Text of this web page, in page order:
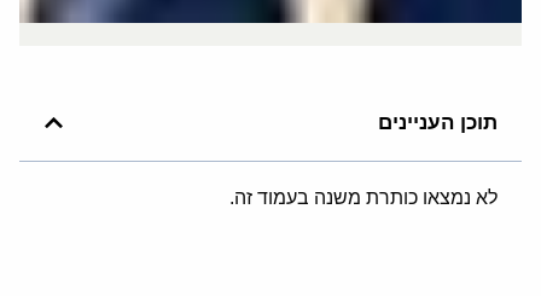
תוכן העניינים
לא נמצאו כותרת משנה בעמוד זה.